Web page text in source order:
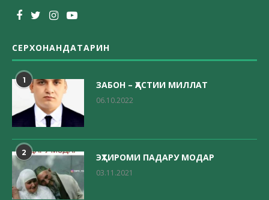
СЕРХОНАНДАТАРИН
1 ЗАБОН – ҲАСТИИ МИЛЛАТ
06.10.2022
2 ЭҲТИРОМИ ПАДАРУ МОДАР
03.11.2021